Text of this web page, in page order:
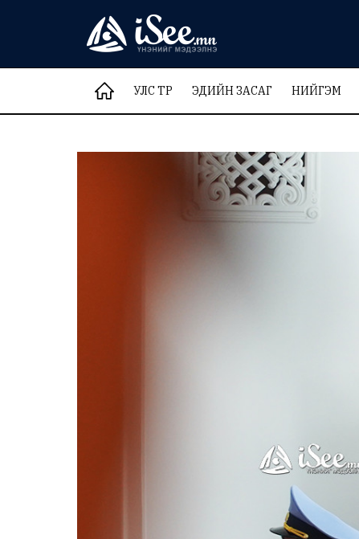
УЛС ТӨР ЭДИЙН ЗАСАГ НИЙГЭМ